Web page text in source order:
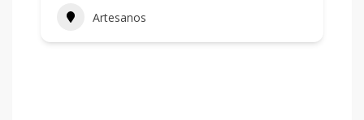
Artesanos